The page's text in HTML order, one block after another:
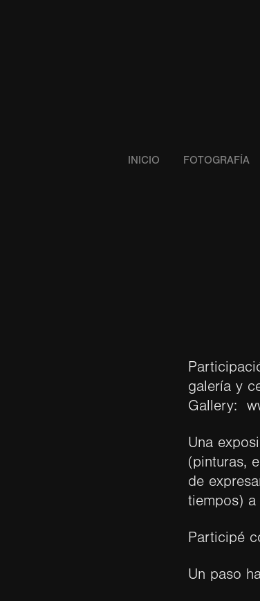
INICIO FOTOGRAFÍA
galería y
Gallery:
Una
(pinturas,
de
tiempos)
Participé
Un paso